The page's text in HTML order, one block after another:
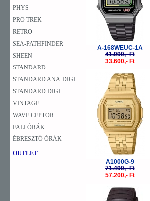
PHYS
PRO TREK
RETRO
SEA-PATHFINDER
SHEEN
STANDARD
STANDARD ANA-DIGI
STANDARD DIGI
VINTAGE
WAVE CEPTOR
FALI ÓRÁK
ÉBRESZTŐ ÓRÁK
OUTLET
A-168WEUC-1A
41.990,- Ft
33.600,- Ft
A1000G-9
71.490,- Ft
57.200,- Ft